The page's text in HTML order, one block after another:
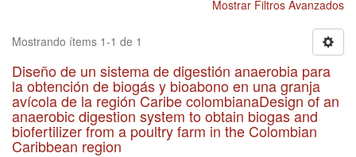
Mostrar Filtros Avanzados
Mostrando ítems 1-1 de 1
Diseño de un sistema de digestión anaerobia para
la obtención de biogás y bioabono en una granja
avícola de la región Caribe colombianaDesign of an
anaerobic digestion system to obtain biogas and
biofertilizer from a poultry farm in the Colombian
Caribbean region